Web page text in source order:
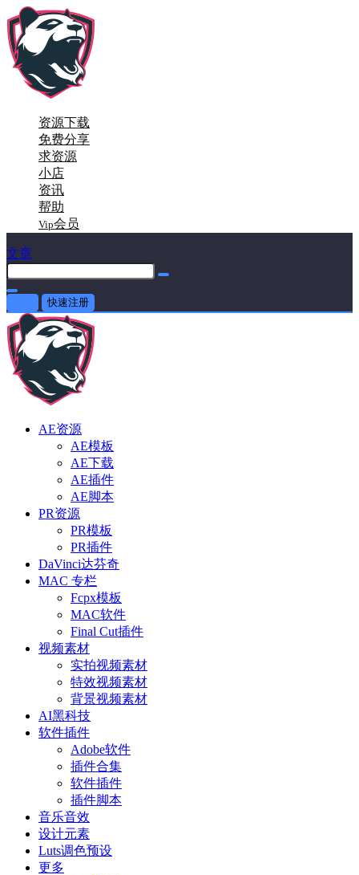
资源下载
免费分享
求资源
小店
资讯
帮助
Vip会员
文章
快速注册
AE资源
AE模板
AE下载
AE插件
AE脚本
PR资源
PR模板
PR插件
DaVinci达芬奇
MAC 专栏
Fcpx模板
MAC软件
Final Cut插件
视频素材
实拍视频素材
特效视频素材
背景视频素材
AI黑科技
软件插件
Adobe软件
插件合集
软件插件
插件脚本
音乐音效
设计元素
Luts调色预设
更多